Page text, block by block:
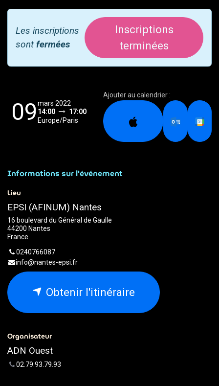
Les inscriptions
sont fermées
Inscriptions
terminées
09mars 2022
14:00
17:00
Europe/Paris
Ajouter au calendrier :
Informations sur l'événement
Lieu
EPSI (AFINUM) Nantes
16 boulevard du Général de Gaulle
44200 Nantes
France
0240766087
info@nantes-epsi.fr
Obtenir l'itinéraire
Organisateur
ADN Ouest
02.79.93.79.93